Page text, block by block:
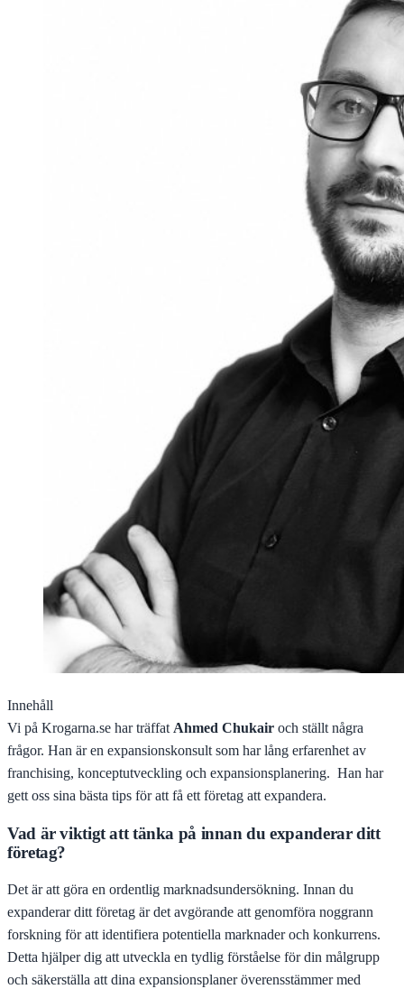
Innehåll
Vi på Krogarna.se har träffat Ahmed Chukair och ställt några
frågor. Han är en expansionskonsult som har lång erfarenhet av
franchising, konceptutveckling och expansionsplanering. Han har
gett oss sina bästa tips för att få ett företag att expandera.
Vad är viktigt att tänka på innan du expanderar ditt
företag?
Det är att göra en ordentlig marknadsundersökning. Innan du
expanderar ditt företag är det avgörande att genomföra noggrann
forskning för att identifiera potentiella marknader och konkurrens.
Detta hjälper dig att utveckla en tydlig förståelse för din målgrupp
och säkerställa att dina expansionsplaner överensstämmer med